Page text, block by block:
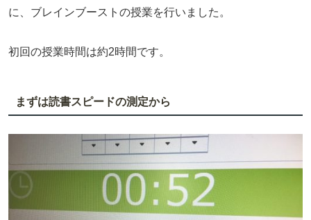
に、ブレインブーストの授業を行いました。
初回の授業時間は約2時間です。
まずは読書スピードの測定から